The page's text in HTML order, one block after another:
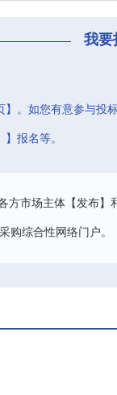
我要
。如您有意参与投
报名等。
方市场主体【发布
购综合性网络门户。